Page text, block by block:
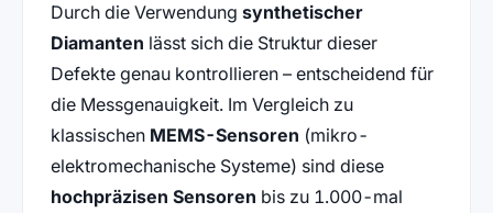
Durch die Verwendung synthetischer
Diamanten lässt sich die Struktur dieser
Defekte genau kontrollieren – entscheidend für
die Messgenauigkeit. Im Vergleich zu
klassischen MEMS-Sensoren (mikro-
elektromechanische Systeme) sind diese
hochpräzisen Sensoren bis zu 1.000-mal